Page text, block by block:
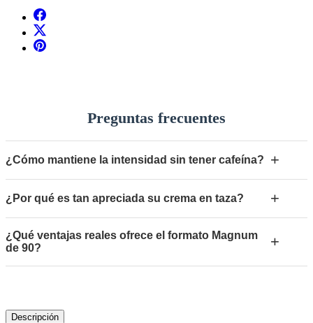
Preguntas frecuentes
¿Cómo mantiene la intensidad sin tener cafeína? +
¿Por qué es tan apreciada su crema en taza? +
¿Qué ventajas reales ofrece el formato Magnum
de 90?
+
Descripción